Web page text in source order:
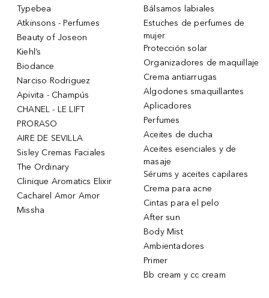
Typebea
Atkinsons - Perfumes
Beauty of Joseon
Kiehl’s
Biodance
Narciso Rodriguez
Apivita - Champús
CHANEL - LE LIFT
PRORASO
AIRE DE SEVILLA
Sisley Cremas Faciales
The Ordinary
Clinique Aromatics Elixir
Cacharel Amor Amor
Missha
Bálsamos labiales
Estuches de perfumes de
mujer
Protección solar
Organizadores de maquillaje
Crema antiarrugas
Algodones smaquillantes
Aplicadores
Perfumes
Aceites de ducha
Aceites esenciales y de
masaje
Sérums y aceites capilares
Crema para acne
Cintas para el pelo
After sun
Body Mist
Ambientadores
Primer
Bb cream y cc cream